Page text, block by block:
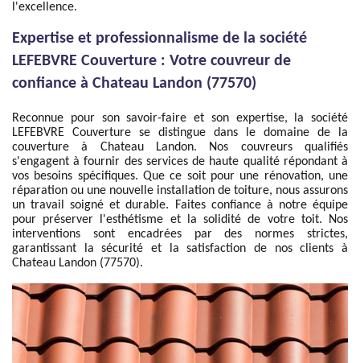
l'excellence.
Expertise et professionnalisme de la société
LEFEBVRE Couverture : Votre couvreur de
confiance à Chateau Landon (77570)
Reconnue pour son savoir-faire et son expertise, la société
LEFEBVRE Couverture se distingue dans le domaine de la
couverture à Chateau Landon. Nos couvreurs qualifiés
s'engagent à fournir des services de haute qualité répondant à
vos besoins spécifiques. Que ce soit pour une rénovation, une
réparation ou une nouvelle installation de toiture, nous assurons
un travail soigné et durable. Faites confiance à notre équipe
pour préserver l'esthétisme et la solidité de votre toit. Nos
interventions sont encadrées par des normes strictes,
garantissant la sécurité et la satisfaction de nos clients à
Chateau Landon (77570).